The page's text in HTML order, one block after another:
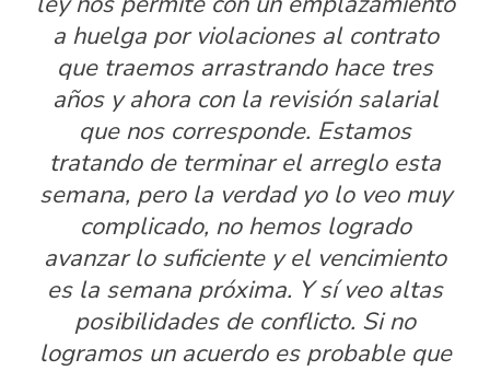
a huelga por violaciones al contrato
que traemos arrastrando hace tres
años y ahora con la revisión salarial
que nos corresponde. Estamos
tratando de terminar el arreglo esta
semana, pero la verdad yo lo veo muy
complicado, no hemos logrado
avanzar lo suficiente y el vencimiento
es la semana próxima. Y sí veo altas
posibilidades de conflicto. Si no
logramos un acuerdo es probable que